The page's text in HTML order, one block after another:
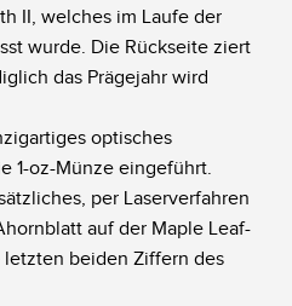
II, welches im Laufe der
wurde. Die Rückseite ziert
das Prägejahr wird
optisches
1-oz-Münze eingeführt.
per Laserverfahren
auf der Maple Leaf-
beiden Ziffern des